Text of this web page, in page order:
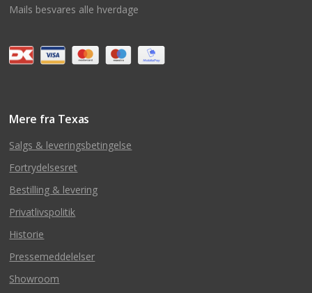
Mails besvares alle hverdage
Mere fra Texas
Salgs & leveringsbetingelse
Fortrydelsesret
Bestilling & levering
Privatlivspolitik
Historie
Pressemeddelelser
Showroom